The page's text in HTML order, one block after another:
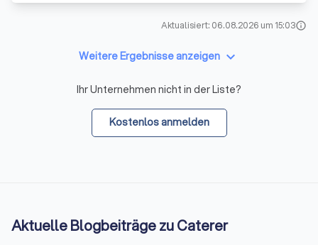
Aktualisiert: 06.08.2026 um 15:03info
Weitere Ergebnisse anzeigen keyboard_arrow_down
Ihr Unternehmen nicht in der Liste?
Kostenlos anmelden
Aktuelle Blogbeiträge zu Caterer